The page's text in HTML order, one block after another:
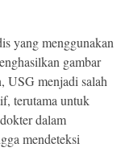
yang menggunakan
gambar
USG menjadi salah
terutama untuk
dalam
mendeteksi